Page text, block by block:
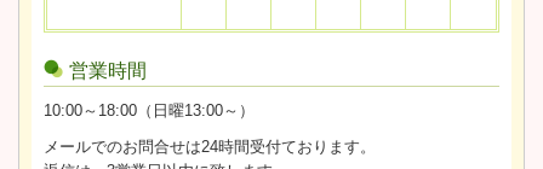
営業時間
10:00～18:00（日曜13:00～）
メールでのお問合せは24時間受付ております。